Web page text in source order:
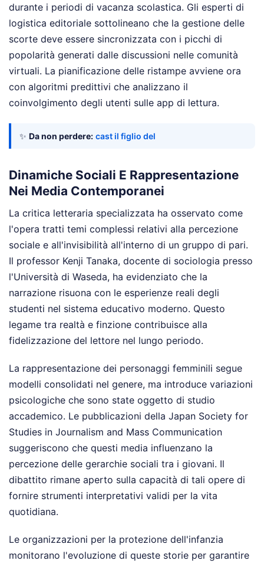
durante i periodi di vacanza scolastica. Gli esperti di
logistica editoriale sottolineano che la gestione delle
scorte deve essere sincronizzata con i picchi di
popolarità generati dalle discussioni nelle comunità
virtuali. La pianificazione delle ristampe avviene ora
con algoritmi predittivi che analizzano il
coinvolgimento degli utenti sulle app di lettura.
✨ Da non perdere: cast il figlio del
Dinamiche Sociali E Rappresentazione
Nei Media Contemporanei
La critica letteraria specializzata ha osservato come
l'opera tratti temi complessi relativi alla percezione
sociale e all'invisibilità all'interno di un gruppo di pari.
Il professor Kenji Tanaka, docente di sociologia presso
l'Università di Waseda, ha evidenziato che la
narrazione risuona con le esperienze reali degli
studenti nel sistema educativo moderno. Questo
legame tra realtà e finzione contribuisce alla
fidelizzazione del lettore nel lungo periodo.
La rappresentazione dei personaggi femminili segue
modelli consolidati nel genere, ma introduce variazioni
psicologiche che sono state oggetto di studio
accademico. Le pubblicazioni della Japan Society for
Studies in Journalism and Mass Communication
suggeriscono che questi media influenzano la
percezione delle gerarchie sociali tra i giovani. Il
dibattito rimane aperto sulla capacità di tali opere di
fornire strumenti interpretativi validi per la vita
quotidiana.
Le organizzazioni per la protezione dell'infanzia
monitorano l'evoluzione di queste storie per garantire